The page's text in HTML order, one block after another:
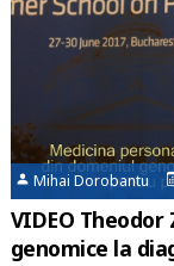
Mihai Dorobantu
VIDEO
genomice la